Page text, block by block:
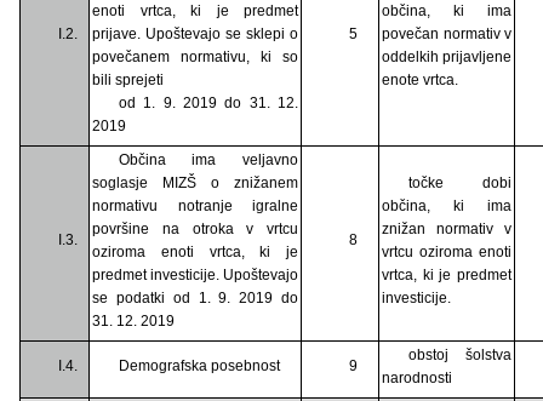
I.2.
enoti vrtca, ki je predmet
prijave. Upoštevajo se sklepi o
povečanem normativu, ki so
bili sprejeti
od 1. 9. 2019 do 31. 12.
2019
5
občina, ki ima
povečan normativ v
oddelkih prijavljene
enote vrtca.
I.3.
Občina ima veljavno
soglasje MIZŠ o znižanem
normativu notranje igralne
površine na otroka v vrtcu
oziroma enoti vrtca, ki je
predmet investicije. Upoštevajo
se podatki od 1. 9. 2019 do
31. 12. 2019
8
točke dobi
občina, ki ima
znižan normativ v
vrtcu oziroma enoti
vrtca, ki je predmet
investicije.
I.4. Demografska posebnost 9
obstoj šolstva
narodnosti